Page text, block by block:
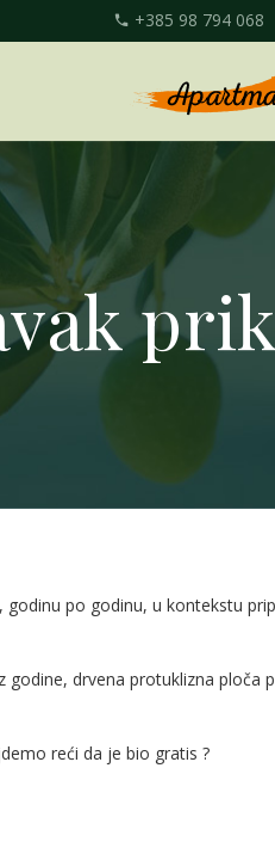
+385 98 794 068
po godinu, u kontekstu
godine, drvena protuklizna ploča
reći da je bio gratis ?